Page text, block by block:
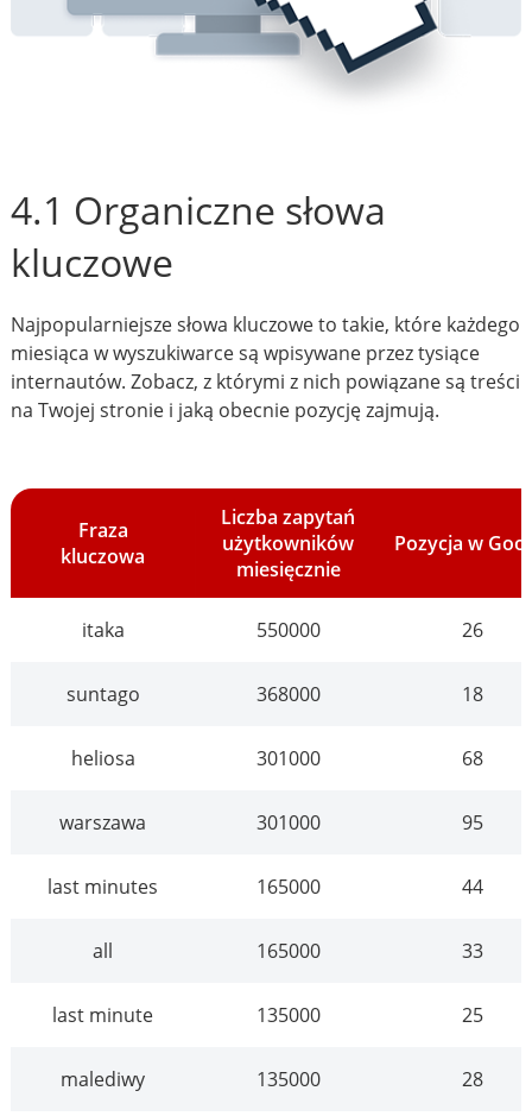
4.1 Organiczne słowa
kluczowe
Najpopularniejsze słowa kluczowe to takie, które każdego
miesiąca w wyszukiwarce są wpisywane przez tysiące
internautów. Zobacz, z którymi z nich powiązane są treści
na Twojej stronie i jaką obecnie pozycję zajmują.
Fraza
kluczowa
Liczba zapytań
użytkowników
miesięcznie
Pozycja w
itaka 550000 26
suntago 368000 18
heliosa 301000 68
warszawa 301000 95
last minutes 165000 44
all 165000 33
last minute 135000 25
malediwy 135000 28